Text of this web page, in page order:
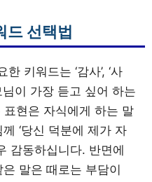
드 선택법
키워드는 ‘감사’, ‘사
님이 가장 듣고 싶어 하는
표현은 자식에게 하는 말
‘당신 덕분에 제가 자
감동하십니다. 반면에
은 말은 때로는 부담이